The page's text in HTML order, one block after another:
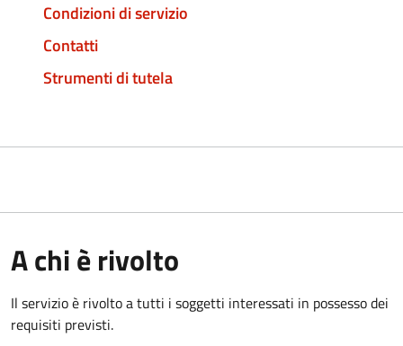
Condizioni di servizio
Contatti
Strumenti di tutela
A chi è rivolto
Il servizio è rivolto a tutti i soggetti interessati in possesso dei
requisiti previsti.